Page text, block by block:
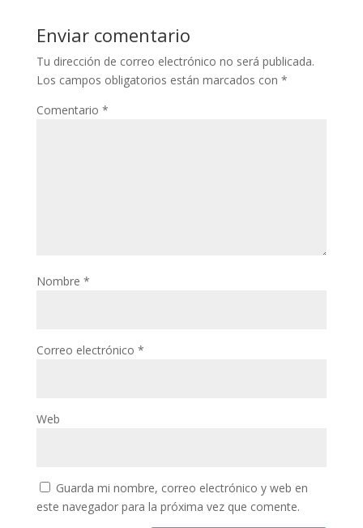
Enviar comentario
Tu dirección de correo electrónico no será publicada.
Los campos obligatorios están marcados con *
Comentario *
Nombre *
Correo electrónico *
Web
Guarda mi nombre, correo electrónico y web en
este navegador para la próxima vez que comente.